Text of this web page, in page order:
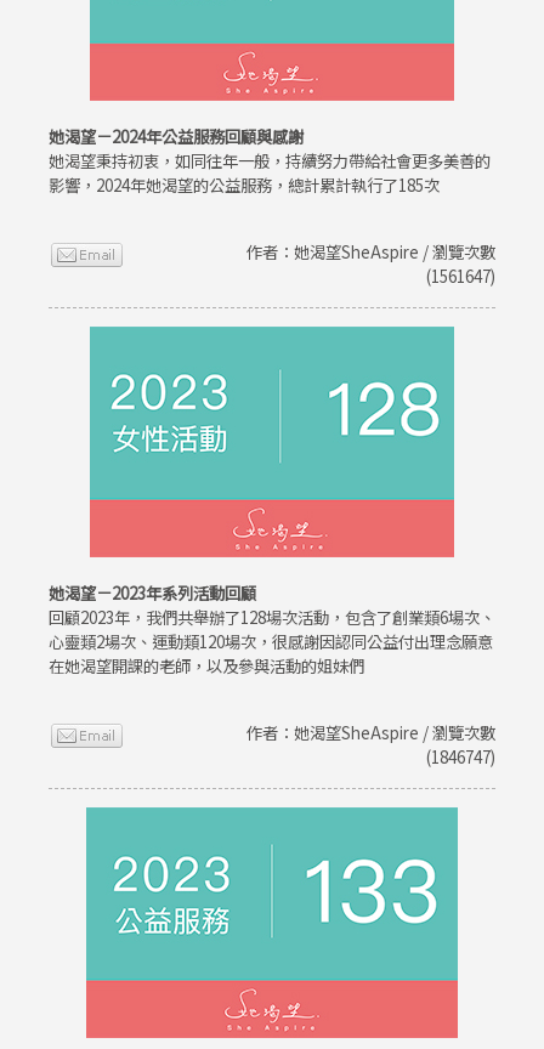
她渴望－2024年公益服務回顧與感謝
她渴望秉持初衷，如同往年一般，持續努力帶給社會更多美善的
影響，2024年她渴望的公益服務，總計累計執行了185次
作者：她渴望SheAspire / 瀏覽次數
(1561647)
她渴望－2023年系列活動回顧
回顧2023年，我們共舉辦了128場次活動，包含了創業類6場次、
心靈類2場次、運動類120場次，很感謝因認同公益付出理念願意
在她渴望開課的老師，以及參與活動的姐妹們
作者：她渴望SheAspire / 瀏覽次數
(1846747)